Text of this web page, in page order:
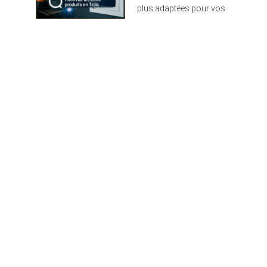
plus adaptées pour vos